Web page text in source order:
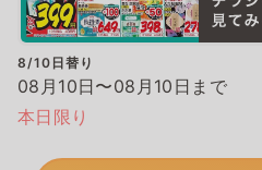
8/10日替り
08月10日〜08月10日まで
本日限り